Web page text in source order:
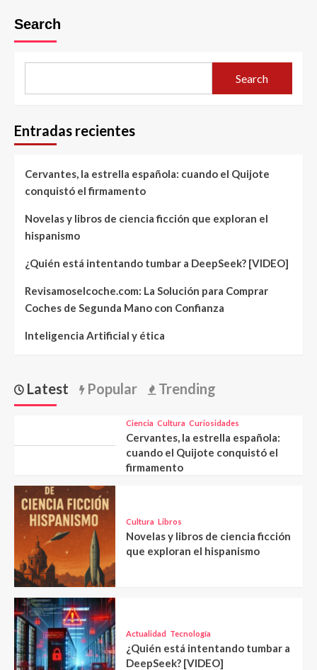
Search
Search
Entradas recientes
Cervantes, la estrella española: cuando el Quijote
conquistó el firmamento
Novelas y libros de ciencia ficción que exploran el
hispanismo
¿Quién está intentando tumbar a DeepSeek? [VIDEO]
Revisamoselcoche.com: La Solución para Comprar
Coches de Segunda Mano con Confianza
Inteligencia Artificial y ética
Latest Popular Trending
Ciencia Cultura Curiosidades
Cervantes, la estrella española:
cuando el Quijote conquistó el
firmamento
Cultura Libros
Novelas y libros de ciencia ficción
que exploran el hispanismo
Actualidad Tecnología
¿Quién está intentando tumbar a
DeepSeek? [VIDEO]